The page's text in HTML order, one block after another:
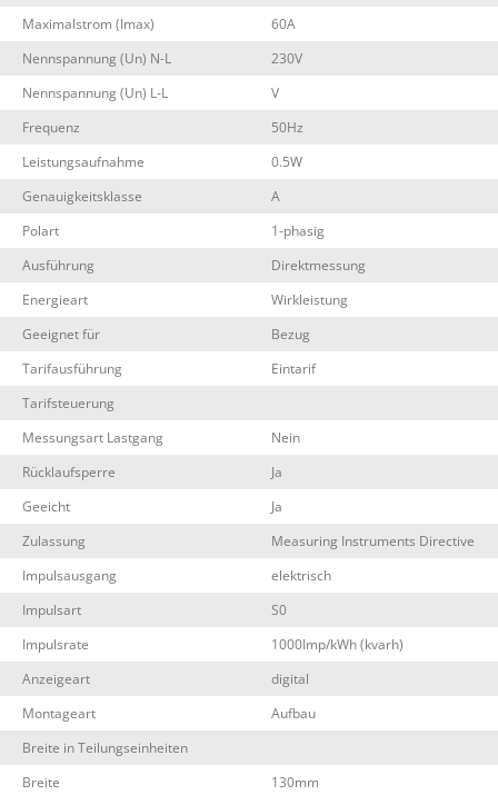
Maximalstrom (Imax)
60A
Nennspannung (Un) N-L
230V
Nennspannung (Un) L-L
V
Frequenz
50Hz
Leistungsaufnahme
0.5W
Genauigkeitsklasse
A
Polart
1-phasig
Ausführung
Direktmessung
Energieart
Wirkleistung
Geeignet für
Bezug
Tarifausführung
Eintarif
Tarifsteuerung
Messungsart Lastgang
Nein
Rücklaufsperre
Ja
Geeicht
Ja
Zulassung
Measuring Instruments Directive
Impulsausgang
elektrisch
Impulsart
S0
Impulsrate
1000Imp/kWh (kvarh)
Anzeigeart
digital
Montageart
Aufbau
Breite in Teilungseinheiten
Breite
130mm